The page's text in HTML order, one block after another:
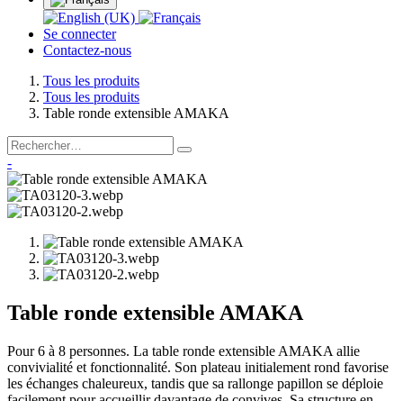
Se connecter
Contactez-nous
Tous les produits
Tous les produits
Table ronde extensible AMAKA
-
Table ronde extensible AMAKA
Pour 6 à 8 personnes. La table ronde extensible AMAKA allie
convivialité et fonctionnalité. Son plateau initialement rond favorise
les échanges chaleureux, tandis que sa rallonge papillon se déploie